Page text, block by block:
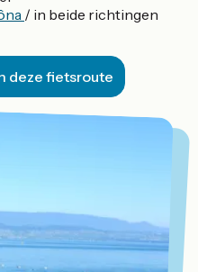
/ in beide richtingen
deze fietsroute